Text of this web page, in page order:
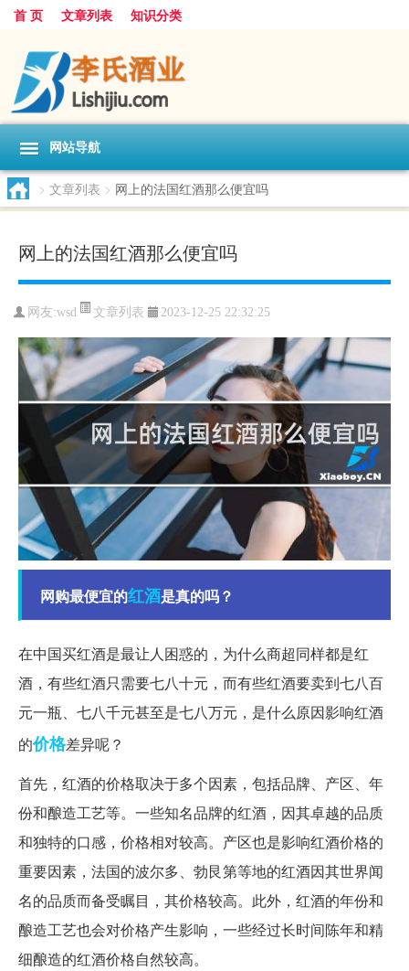
首 页 文章列表 知识分类
网站导航
> 文章列表 > 网上的法国红酒那么便宜吗
网上的法国红酒那么便宜吗
网友:wsd 文章列表 2023-12-25 22:32:25
网购最便宜的红酒是真的吗？
在中国买红酒是最让人困惑的，为什么商超同样都是红
酒，有些红酒只需要七八十元，而有些红酒要卖到七八百
元一瓶、七八千元甚至是七八万元，是什么原因影响红酒
的价格差异呢？
首先，红酒的价格取决于多个因素，包括品牌、产区、年
份和酿造工艺等。一些知名品牌的红酒，因其卓越的品质
和独特的口感，价格相对较高。产区也是影响红酒价格的
重要因素，法国的波尔多、勃艮第等地的红酒因其世界闻
名的品质而备受瞩目，其价格较高。此外，红酒的年份和
酿造工艺也会对价格产生影响，一些经过长时间陈年和精
细酿造的红酒价格自然较高。